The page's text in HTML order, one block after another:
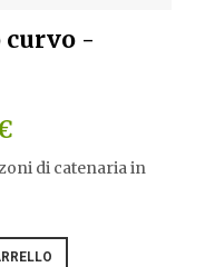
curvo -
di catenaria in